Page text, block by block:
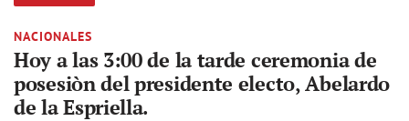
NACIONALES
Hoy a las 3:00 de la tarde ceremonia de
posesiòn del presidente electo, Abelardo
de la Espriella.